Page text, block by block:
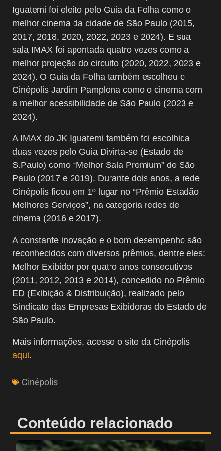
Iguatemi foi eleito pelo Guia da Folha como o
melhor cinema da cidade de São Paulo (2015,
2017, 2018, 2020, 2022, 2023 e 2024). E sua
sala IMAX foi apontada quatro vezes como a
melhor projeção do circuito (2020, 2022, 2023 e
2024). O Guia da Folha também escolheu o
Cinépolis Jardim Pamplona como o cinema com
a melhor acessibilidade de São Paulo (2023 e
2024).
A IMAX do JK Iguatemi também foi escolhida
duas vezes pelo Guia Divirta-se (Estado de
S.Paulo) como “Melhor Sala Premium” de São
Paulo (2017 e 2019). Durante dois anos, a rede
Cinépolis ficou em 1º lugar no “Prêmio Estadão
Melhores Serviços”, na categoria redes de
cinema (2016 e 2017).
A constante inovação e o bom desempenho são
reconhecidos com diversos prêmios, dentre eles:
Melhor Exibidor por quatro anos consecutivos
(2011, 2012, 2013 e 2014), concedido no Prêmio
ED (Exibição & Distribuição), realizado pelo
Sindicato das Empresas Exibidoras do Estado de
São Paulo.
Mais informações, acesse o site da Cinépolis
aqui.
Cinépolis
Conteúdo relacionado